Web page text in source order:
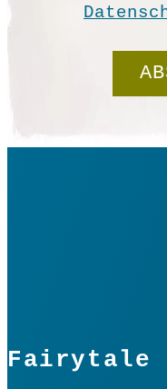
Menge
Fairytale